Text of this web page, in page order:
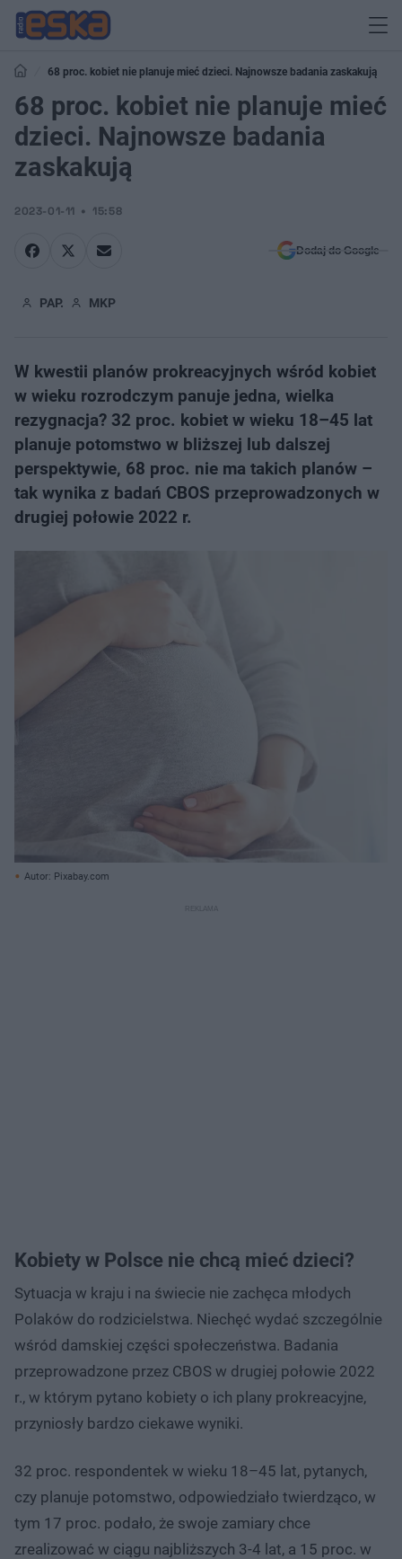
68 proc. kobiet nie planuje mieć dzieci. Najnowsze badania zaskakują
68 proc. kobiet nie planuje mieć
dzieci. Najnowsze badania
zaskakują
2023-01-11 15:58
Dodaj do Google
PAP. MKP
W kwestii planów prokreacyjnych wśród kobiet
w wieku rozrodczym panuje jedna, wielka
rezygnacja? 32 proc. kobiet w wieku 18–45 lat
planuje potomstwo w bliższej lub dalszej
perspektywie, 68 proc. nie ma takich planów –
tak wynika z badań CBOS przeprowadzonych w
drugiej połowie 2022 r.
Autor: Pixabay.com
Kobiety w Polsce nie chcą mieć dzieci?
Sytuacja w kraju i na świecie nie zachęca młodych
Polaków do rodzicielstwa. Niechęć wydać szczególnie
wśród damskiej części społeczeństwa. Badania
przeprowadzone przez CBOS w drugiej połowie 2022
r., w którym pytano kobiety o ich plany prokreacyjne,
przyniosły bardzo ciekawe wyniki.
32 proc. respondentek w wieku 18–45 lat, pytanych,
czy planuje potomstwo, odpowiedziało twierdząco, w
tym 17 proc. podało, że swoje zamiary chce
zrealizować w ciągu najbliższych 3-4 lat, a 15 proc. w